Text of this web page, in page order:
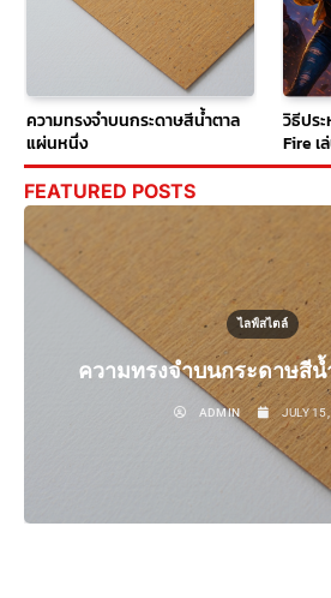
ความทรงจำบนกระดาษสีน้ำตาล
แผ่นหนึ่ง
วิธีปร
Fire เ
FEATURED POSTS
ไลฟ์สไตล์
ความทรงจำบนกระดาษสี
ADMIN JULY